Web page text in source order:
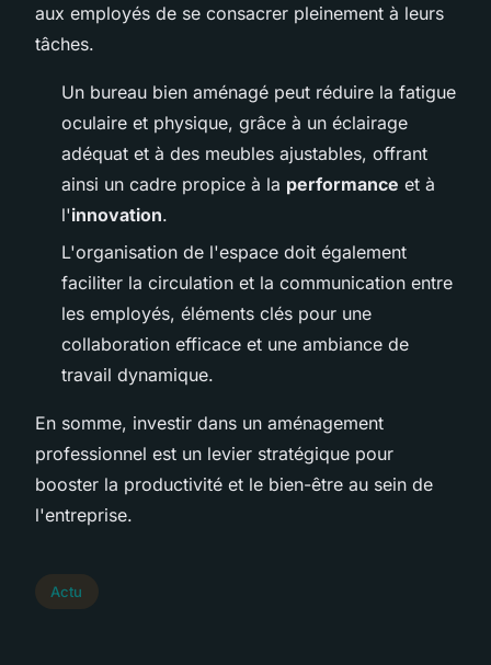
aux employés de se consacrer pleinement à leurs
tâches.
Un bureau bien aménagé peut réduire la fatigue
oculaire et physique, grâce à un éclairage
adéquat et à des meubles ajustables, offrant
ainsi un cadre propice à la performance et à
l'innovation.
L'organisation de l'espace doit également
faciliter la circulation et la communication entre
les employés, éléments clés pour une
collaboration efficace et une ambiance de
travail dynamique.
En somme, investir dans un aménagement
professionnel est un levier stratégique pour
booster la productivité et le bien-être au sein de
l'entreprise.
Actu